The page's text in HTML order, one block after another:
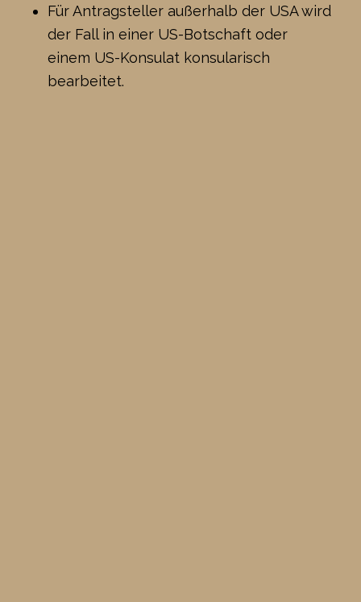
Für Antragsteller außerhalb der USA wird
der Fall in einer US-Botschaft oder
einem US-Konsulat konsularisch
bearbeitet.